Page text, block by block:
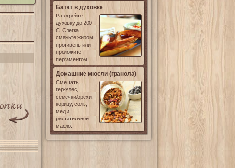
Батат в духовке
Разогрейте
духовку до 200
С. Слегка
смажьте жиром
противень или
проложите
пергаментом.
Домашние мюсли (гранола)
Смешать
геркулес,
семечки/орехи,
корицу, соль,
мед и
растительное
масло.